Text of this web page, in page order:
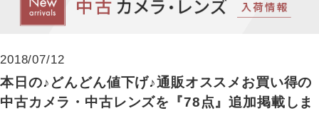
2018/07/12
本日の♪どんどん値下げ♪通販オススメお買い得の
中古カメラ・中古レンズを『78点』追加掲載しま